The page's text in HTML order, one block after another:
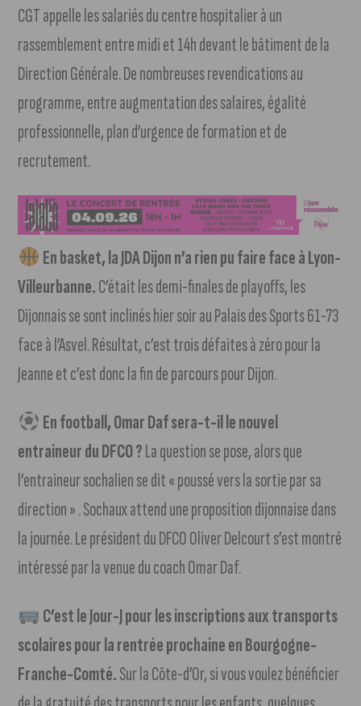
CGT appelle les salariés du centre hospitalier à un
rassemblement entre midi et 14h devant le bâtiment de la
Direction Générale. De nombreuses revendications au
programme, entre augmentation des salaires, égalité
professionnelle, plan d’urgence de formation et de
recrutement.
En basket, la JDA Dijon n’a rien pu faire face à Lyon-
Villeurbanne.C’était les demi-finales de playoffs, les
Dijonnais se sont inclinés hier soir au Palais des Sports 61-73
face à l’Asvel. Résultat, c’est trois défaites à zéro pour la
Jeanne et c’est donc la fin de parcours pour Dijon.
En football, Omar Daf sera-t-il le nouvel
entraineur du DFCO ?La question se pose, alors que
l’entraineur sochalien se dit « poussé vers la sortie par sa
direction » . Sochaux attend une proposition dijonnaise dans
la journée. Le président du DFCO Oliver Delcourt s’est montré
intéressé par la venue du coach Omar Daf.
C’est le Jour-J pour les inscriptions aux transports
scolaires pour la rentrée prochaine en Bourgogne-
Franche-Comté.Sur la Côte-d’Or, si vous voulez bénéficier